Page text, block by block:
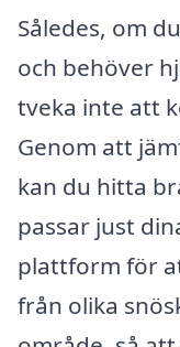
Således, om
och behöver
tveka inte att
Genom att
kan du hitta
passar just
plattform för
från olika